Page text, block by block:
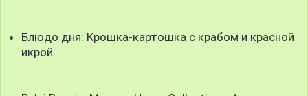
Блюдо дня: Крошка-картошка с крабом и красной
икрой